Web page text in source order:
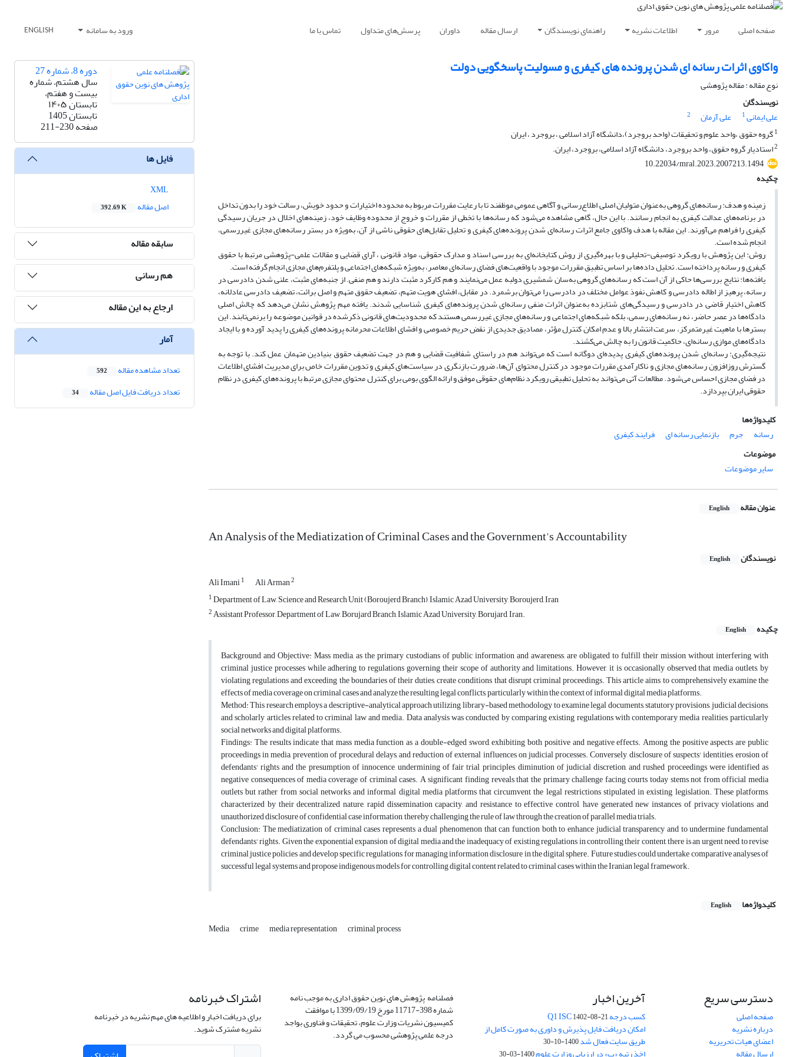
صفحه اصلی مرور اطلاعات نشریه راهنمای نویسندگان ارسال مقاله داوران پرسش‌های متداول تماس با ما ورود به سامانه ENGLISH
واکاوی اثرات رسانه ای شدن پرونده های کیفری و مسولیت پاسخگویی دولت
نوع مقاله : مقاله پژوهشی
نویسندگان
علی ایمانی1 علی آرمان
2
1گروه حقوق ،واحد علوم و تحقیقات (واحد بروجرد)،دانشگاه آزاد اسلامی ، بروجرد ، ایران
2استادیار گروه حقوق، واحد بروجرد، دانشگاه آزاد اسلامی، بروجرد، ایران.
10.22034/mral.2023.2007213.1494
چکیده
زمینه و هدف: رسانه‌های گروهی به‌عنوان متولیان اصلی اطلاع‌رسانی و آگاهی عمومی موظفند تا با رعایت مقررات مربوط به محدوده اختیارات و حدود خویش، رسالت خود را بدون تداخل
در برنامه‌های عدالت کیفری به انجام رسانند. با این حال، گاهی مشاهده می‌شود که رسانه‌ها با تخطی از مقررات و خروج از محدوده وظایف خود، زمینه‌های اخلال در جریان رسیدگی
کیفری را فراهم می‌آورند. این مقاله با هدف واکاوی جامع اثرات رسانه‌ای شدن پرونده‌های کیفری و تحلیل تقابل‌های حقوقی ناشی از آن، به‌ویژه در بستر رسانه‌های مجازی غیررسمی،
انجام شده است.
روش: این پژوهش با رویکرد توصیفی-تحلیلی و با بهره‌گیری از روش کتابخانه‌ای به بررسی اسناد و مدارک حقوقی، مواد قانونی ، آرای قضایی و مقالات علمی-پژوهشی مرتبط با حقوق
کیفری و رسانه پرداخته است. تحلیل داده‌ها بر اساس تطبیق مقررات موجود با واقعیت‌های فضای رسانه‌ای معاصر، به‌ویژه شبکه‌های اجتماعی و پلتفرم‌های مجازی انجام گرفته است.
یافته‌ها: نتایج بررسی‌ها حاکی از آن است که رسانه‌های گروهی به‌سان شمشیری دولبه عمل می‌نمایند و هم کارکرد مثبت دارند و هم منفی. از جنبه‌های مثبت، علنی شدن دادرسی در
رسانه، پرهیز از اطاله دادرسی و کاهش نفوذ عوامل مختلف در دادرسی را می‌توان برشمرد. در مقابل، افشای هویت متهم، تضعیف حقوق متهم و اصل برائت، تضعیف دادرسی عادلانه،
کاهش اختیار قاضی در دادرسی و رسیدگی‌های شتابزده به‌عنوان اثرات منفی رسانه‌ای شدن پرونده‌های کیفری شناسایی شدند. یافته مهم پژوهش نشان می‌دهد که چالش اصلی
دادگاه‌ها در عصر حاضر، نه رسانه‌های رسمی، بلکه شبکه‌های اجتماعی و رسانه‌های مجازی غیررسمی هستند که محدودیت‌های قانونی ذکرشده در قوانین موضوعه را برنمی‌تابند. این
بسترها با ماهیت غیرمتمرکز، سرعت انتشار بالا و عدم امکان کنترل مؤثر، مصادیق جدیدی از نقض حریم خصوصی و افشای اطلاعات محرمانه پرونده‌های کیفری را پدید آورده و با ایجاد
دادگاه‌های موازی رسانه‌ای، حاکمیت قانون را به چالش می‌کشند.
نتیجه‌گیری: رسانه‌ای شدن پرونده‌های کیفری پدیده‌ای دوگانه است که می‌تواند هم در راستای شفافیت قضایی و هم در جهت تضعیف حقوق بنیادین متهمان عمل کند. با توجه به
گسترش روزافزون رسانه‌های مجازی و ناکارآمدی مقررات موجود در کنترل محتوای آن‌ها، ضرورت بازنگری در سیاست‌های کیفری و تدوین مقررات خاص برای مدیریت افشای اطلاعات
در فضای مجازی احساس می‌شود. مطالعات آتی می‌تواند به تحلیل تطبیقی رویکرد نظام‌های حقوقی موفق و ارائه الگوی بومی برای کنترل محتوای مجازی مرتبط با پرونده‌های کیفری در نظام
حقوقی ایران بپردازد.
کلیدواژه‌ها
رسانه
جرم بازنمایی رسانه ای
فرایند کیفری
موضوعات
سایر موضوعات
عنوان مقاله English
An Analysis of the Mediatization of Criminal Cases and the Government's Accountability
نویسندگان English
Ali Imani1 Ali Arman2
1Department of Law, Science and Research Unit (Boroujerd Branch), Islamic Azad University, Boroujerd, Iran
2Assistant Professor, Department of Law, Borujard Branch, Islamic Azad University, Borujard, Iran.
چکیده
English
Background and Objective: Mass media, as the primary custodians of public information and awareness, are obligated to fulfill their mission without interfering with
criminal justice processes while adhering to regulations governing their scope of authority and limitations. However, it is occasionally observed that media outlets, by
violating regulations and exceeding the boundaries of their duties, create conditions that disrupt criminal proceedings. This article aims to comprehensively examine the
effects of media coverage on criminal cases and analyze the resulting legal conflicts, particularly within the context of informal digital media platforms.
Method: This research employs a descriptive-analytical approach utilizing library-based methodology to examine legal documents, statutory provisions, judicial decisions,
and scholarly articles related to criminal law and media. Data analysis was conducted by comparing existing regulations with contemporary media realities, particularly
social networks and digital platforms.
Findings: The results indicate that mass media function as a double-edged sword, exhibiting both positive and negative effects. Among the positive aspects are public
proceedings in media, prevention of procedural delays, and reduction of external influences on judicial processes. Conversely, disclosure of suspects' identities, erosion of
defendants' rights and the presumption of innocence, undermining of fair trial principles, diminution of judicial discretion, and rushed proceedings were identified as
negative consequences of media coverage of criminal cases. A significant finding reveals that the primary challenge facing courts today stems not from official media
outlets but rather from social networks and informal digital media platforms that circumvent the legal restrictions stipulated in existing legislation. These platforms,
characterized by their decentralized nature, rapid dissemination capacity, and resistance to effective control, have generated new instances of privacy violations and
unauthorized disclosure of confidential case information, thereby challenging the rule of law through the creation of parallel media trials.
Conclusion: The mediatization of criminal cases represents a dual phenomenon that can function both to enhance judicial transparency and to undermine fundamental
defendants' rights. Given the exponential expansion of digital media and the inadequacy of existing regulations in controlling their content, there is an urgent need to revise
criminal justice policies and develop specific regulations for managing information disclosure in the digital sphere. Future studies could undertake comparative analyses of
successful legal systems and propose indigenous models for controlling digital content related to criminal cases within the Iranian legal framework.
کلیدواژه‌ها English
Media crime media representation criminal process
دوره 8، شماره 27
سال هشتم، شماره
بیست و هفتم،
تابستان ۱۴۰۵
تابستان 1405
صفحه211-230
فایل ها
اصل مقاله
392.69 K
سابقه مقاله
هم رسانی
ارجاع به این مقاله
آمار
تعداد مشاهده مقاله 592
تعداد دریافت فایل اصل مقاله 34
دسترسی سریع
صفحه اصلی
درباره نشریه
اعضای هیات تحریریه
آخرین اخبار
کسب درجه Q1 ISC1402-08-21
امکان دریافت فایل پذیرش و داوری به صورت کامل از
طریق سایت فعال شد1400-10-30
فصلنامه پژوهش های نوین حقوق اداری به موجب نامه
شماره 398-11717 مورخ 1399/09/19 با موافقت
کمیسیون نشریات وزارت علوم، تحقیقات و فناوری بواجد
درجه علمی پژوهشی محسوب می گردد.
اشتراک خبرنامه
برای دریافت اخبار و اطلاعیه های مهم نشریه در خبرنامه
نشریه مشترک شوید.